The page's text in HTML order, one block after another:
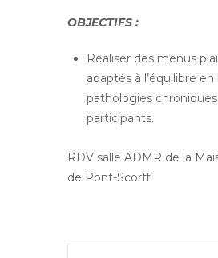
OBJECTIFS :
Réaliser des menus
adaptés à l’équilibre
pathologies
participants.
RDV salle ADMR de la
de Pont-Scorff.